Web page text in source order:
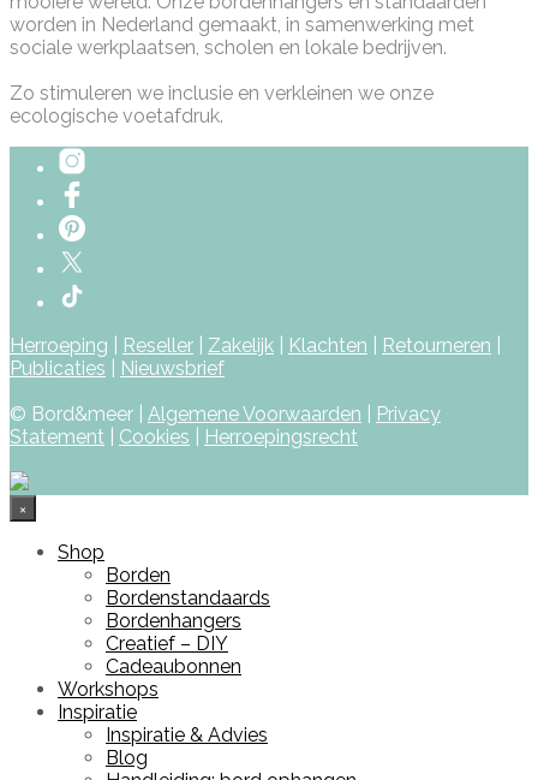
worden in Nederland gemaakt, in samenwerking met
sociale werkplaatsen, scholen en lokale bedrijven.
Zo stimuleren we inclusie en verkleinen we onze
ecologische voetafdruk.
Herroeping Reseller Zakelijk Klachten Retourneren
Publicaties
Nieuwsbrief
© Bord&meer | Algemene Voorwaarden
Privacy
Statement
Cookies Herroepingsrecht
×
Shop
Borden
Bordenstandaards
Bordenhangers
Creatief – DIY
Cadeaubonnen
Workshops
Inspiratie
Inspiratie & Advies
Blog